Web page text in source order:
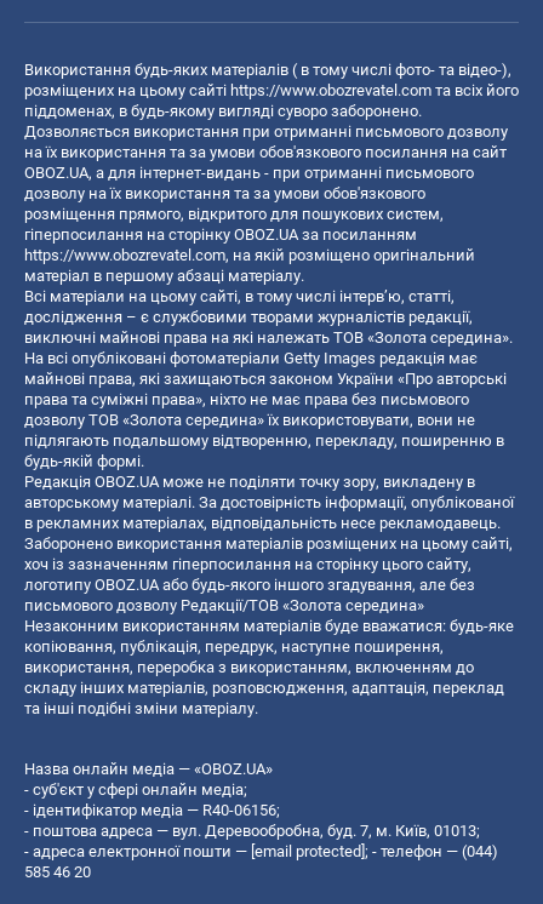
Використання будь-яких матеріалів ( в тому числі фото- та відео-),
розміщених на цьому сайті https://www.obozrevatel.com та всіх його
піддоменах, в будь-якому вигляді суворо заборонено.
Дозволяється використання при отриманні письмового дозволу
на їх використання та за умови обов'язкового посилання на сайт
OBOZ.UA, а для інтернет-видань - при отриманні письмового
дозволу на їх використання та за умови обов'язкового
розміщення прямого, відкритого для пошукових систем,
гіперпосилання на сторінку OBOZ.UA за посиланням
https://www.obozrevatel.com, на якій розміщено оригінальний
матеріал в першому абзаці матеріалу.
Всі матеріали на цьому сайті, в тому числі інтерв’ю, статті,
дослідження – є службовими творами журналістів редакції,
виключні майнові права на які належать ТОВ «Золота середина».
На всі опубліковані фотоматеріали Getty Images редакція має
майнові права, які захищаються законом України «Про авторські
права та суміжні права», ніхто не має права без письмового
дозволу ТОВ «Золота середина» їх використовувати, вони не
підлягають подальшому відтворенню, перекладу, поширенню в
будь-якій формі.
Редакція OBOZ.UA може не поділяти точку зору, викладену в
авторському матеріалі. За достовірність інформації, опублікованої
в рекламних матеріалах, відповідальність несе рекламодавець.
Заборонено використання матеріалів розміщених на цьому сайті,
хоч із зазначенням гіперпосилання на сторінку цього сайту,
логотипу OBOZ.UA або будь-якого іншого згадування, але без
письмового дозволу Редакції/ТОВ «Золота середина»
Незаконним використанням матеріалів буде вважатися: будь-яке
копiювання, публiкацiя, передрук, наступне поширення,
використання, переробка з використанням, включенням до
складу інших матеріалів, розповсюдження, адаптація, переклад
та інші подібні зміни матеріалу.
Назва онлайн медіа — «OBOZ.UA»
- суб'єкт у сфері онлайн медіа;
- ідентифікатор медіа — R40-06156;
- поштова адреса — вул. Деревообробна, буд. 7, м. Київ, 01013;
- адреса електронної пошти — [email protected]; - телефон — (044)
585 46 20